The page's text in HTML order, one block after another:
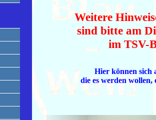
Weitere
sind bitte am
im TSV-
Hier können sich
die es werden